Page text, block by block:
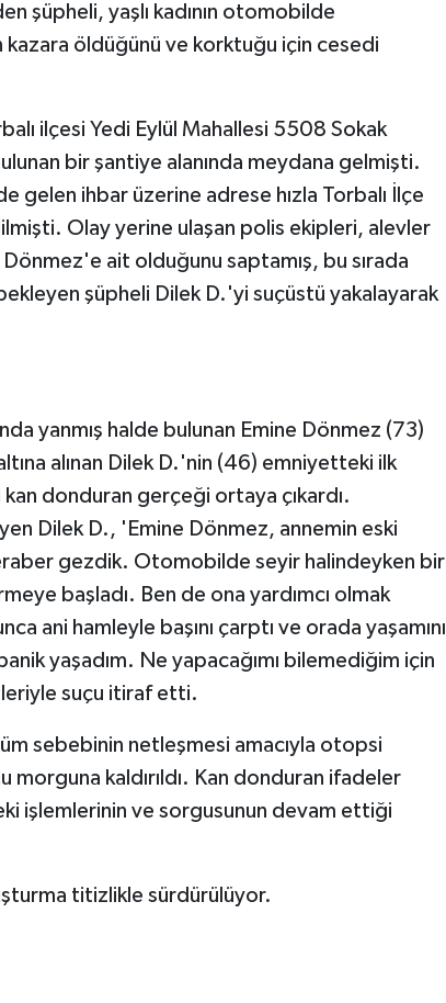
şüpheli, yaşlı kadının otomobilde
kazara öldüğünü ve korktuğu için cesedi
ilçesi Yedi Eylül Mahallesi 5508 Sokak
bir şantiye alanında meydana gelmişti.
gelen ihbar üzerine adrese hızla Torbalı İlçe
Olay yerine ulaşan polis ekipleri, alevler
ait olduğunu saptamış, bu sırada
şüpheli Dilek D.'yi suçüstü yakalayarak
yanmış halde bulunan Emine Dönmez (73)
alınan Dilek D.'nin (46) emniyetteki ilk
donduran gerçeği ortaya çıkardı.
Dilek D., 'Emine Dönmez, annemin eski
gezdik. Otomobilde seyir halindeyken bir
başladı. Ben de ona yardımcı olmak
ani hamleyle başını çarptı ve orada yaşamını
yaşadım. Ne yapacağımı bilemediğim için
suçu itiraf etti.
sebebinin netleşmesi amacıyla otopsi
morguna kaldırıldı. Kan donduran ifadeler
işlemlerinin ve sorgusunun devam ettiği
titizlikle sürdürülüyor.